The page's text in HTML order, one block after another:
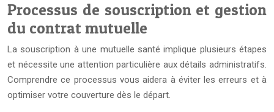
Processus de souscription et gestion
du contrat mutuelle
La souscription à une mutuelle santé implique plusieurs étapes
et nécessite une attention particulière aux détails administratifs.
Comprendre ce processus vous aidera à éviter les erreurs et à
optimiser votre couverture dès le départ.